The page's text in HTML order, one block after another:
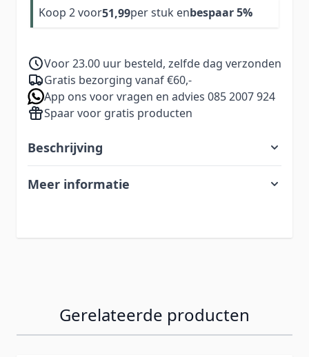
Koop 2 voor51,99per stuk enbespaar5%
Voor 23.00 uur besteld, zelfde dag verzonden
Gratis bezorging vanaf €60,-
App ons voor vragen en advies 085 2007 924
Spaar voor gratis producten
Beschrijving
Meer informatie
Gerelateerde producten